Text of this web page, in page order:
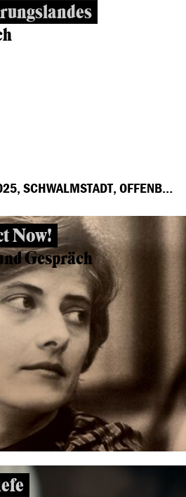
04.12.2025 – 17.12.2025, SCHWALMSTADT, OFFENBACH, MARBURG, FRANKFURT, GROSS-GERAU, HÖCHST
Now!
Gespräch